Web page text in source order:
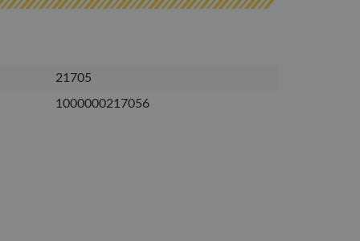
21705
1000000217056